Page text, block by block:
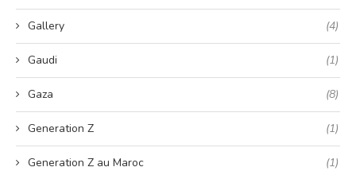
Gallery (4)
Gaudi (1)
Gaza (8)
Generation Z (1)
Generation Z au Maroc (1)